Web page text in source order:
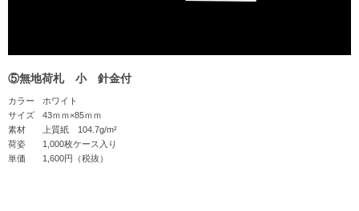
⑤無地荷札 小 針金付
カラー
ホワイト
サイズ
43ｍｍ×85ｍｍ
素材
上質紙 104.7g/m²
荷姿
1,000枚ケース入り
単価
1,600円（税抜）